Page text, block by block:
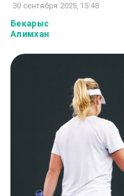
30 сентября 2025, 15:48
Бекарыс
Алимхан